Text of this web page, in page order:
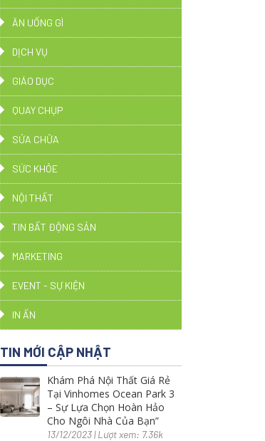
ĂN UỐNG GÌ
DỊCH VỤ
GIÁO DỤC
QUAY CHỤP
SỬA CHỮA
SỨC KHỎE
NỘI THẤT
TIN BẤT ĐỘNG SẢN
MARKETING
EVENT - SỰ KIỆN
IN ẤN
TIN MỚI CẬP NHẬT
Khám Phá Nội Thất Giá Rẻ
Tại Vinhomes Ocean Park 3
– Sự Lựa Chọn Hoàn Hảo
Cho Ngôi Nhà Của Bạn”
13/12/2023 | Lượt xem: 7.36k